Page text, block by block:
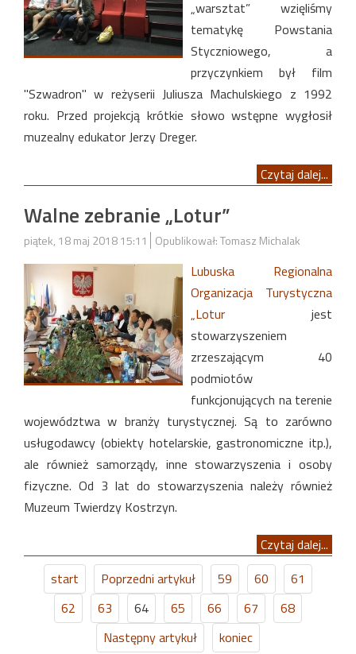
„warsztat” wzięliśmy
tematykę Powstania
Styczniowego, a
przyczynkiem był film
"Szwadron" w reżyserii Juliusza Machulskiego z 1992
roku. Przed projekcją krótkie słowo wstępne wygłosił
muzealny edukator Jerzy Dreger.
Czytaj dalej...
Walne zebranie „Lotur”
piątek, 18 maj 2018 15:11 Opublikował: Tomasz Michalak
Lubuska Regionalna
Organizacja Turystyczna
„Lotur jest
stowarzyszeniem
zrzeszającym 40
podmiotów
funkcjonujących na terenie
województwa w branży turystycznej. Są to zarówno
usługodawcy (obiekty hotelarskie, gastronomiczne itp.),
ale również samorządy, inne stowarzyszenia i osoby
fizyczne. Od 3 lat do stowarzyszenia należy również
Muzeum Twierdzy Kostrzyn.
Czytaj dalej...
start
Poprzedni artykuł 59 60
61
62
63 64 65 66 67
68
Następny artykuł
koniec